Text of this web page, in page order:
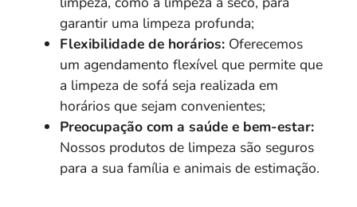
garantir uma limpeza profunda;
Flexibilidade de horários: Oferecemos
um agendamento flexível que permite que
a limpeza de sofá seja realizada em
horários que sejam convenientes;
Preocupação com a saúde e bem-estar:
Nossos produtos de limpeza são seguros
para a sua família e animais de estimação.